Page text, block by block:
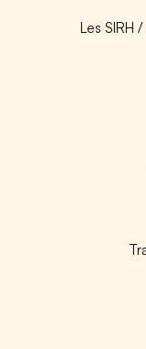
Les SIRH